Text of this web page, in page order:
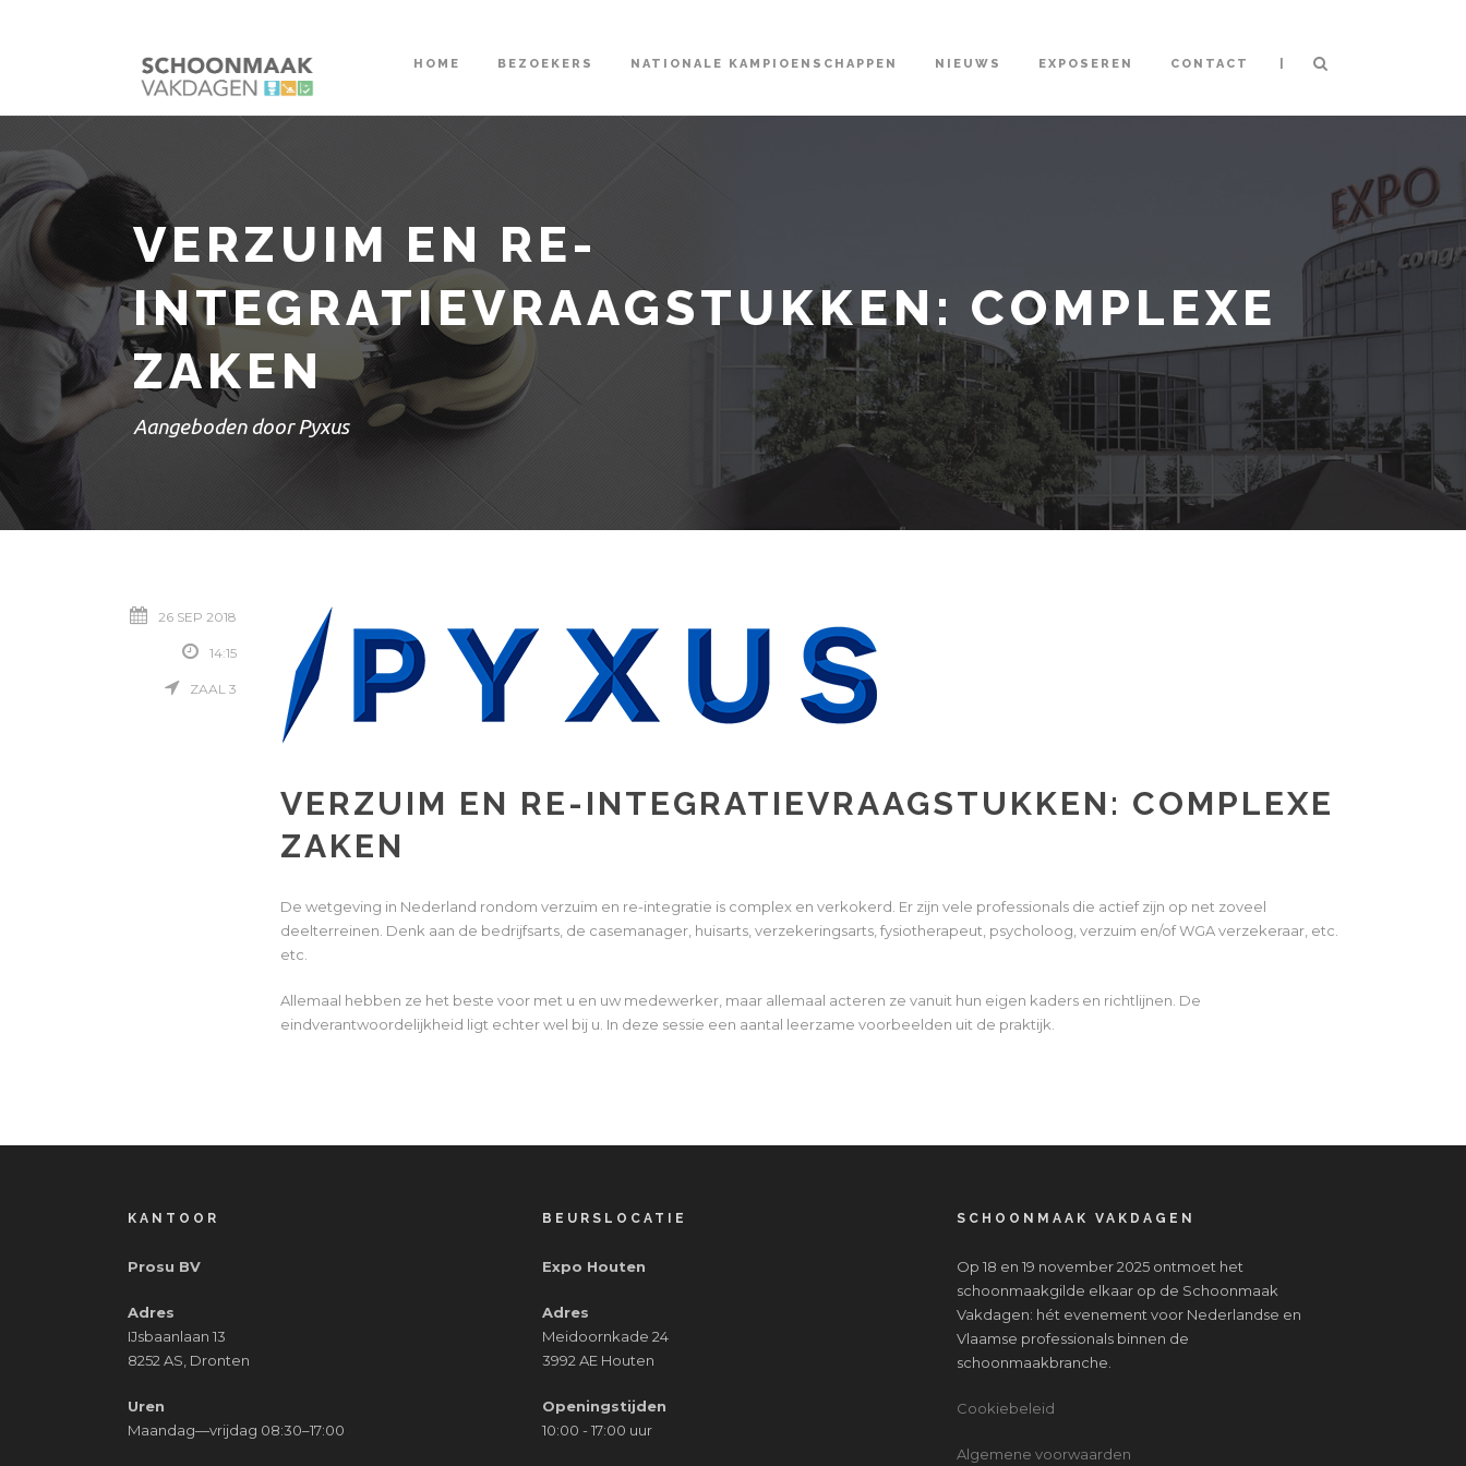
HOME BEZOEKERS NATIONALE KAMPIOENSCHAPPEN NIEUWS EXPOSEREN CONTACT |
VERZUIM EN RE-
INTEGRATIEVRAAGSTUKKEN: COMPLEXE
ZAKEN
Aangeboden door Pyxus
26 SEP 2018
14:15
ZAAL 3
VERZUIM EN RE-INTEGRATIEVRAAGSTUKKEN: COMPLEXE
ZAKEN
De wetgeving in Nederland rondom verzuim en re-integratie is complex en verkokerd. Er zijn vele professionals die actief zijn op net zoveel
deelterreinen. Denk aan de bedrijfsarts, de casemanager, huisarts, verzekeringsarts, fysiotherapeut, psycholoog, verzuim en/of WGA verzekeraar, etc.
etc.
Allemaal hebben ze het beste voor met u en uw medewerker, maar allemaal acteren ze vanuit hun eigen kaders en richtlijnen. De
eindverantwoordelijkheid ligt echter wel bij u. In deze sessie een aantal leerzame voorbeelden uit de praktijk.
KANTOOR
Prosu BV
Adres
IJsbaanlaan 13
8252 AS, Dronten
Uren
Maandag—vrijdag 08:30–17:00
BEURSLOCATIE
Expo Houten
Adres
Meidoornkade 24
3992 AE Houten
Openingstijden
10:00 - 17:00 uur
SCHOONMAAK VAKDAGEN
Op 18 en 19 november 2025 ontmoet het
schoonmaakgilde elkaar op de Schoonmaak
Vakdagen: hét evenement voor Nederlandse en
Vlaamse professionals binnen de
schoonmaakbranche.
Cookiebeleid
Algemene voorwaarden